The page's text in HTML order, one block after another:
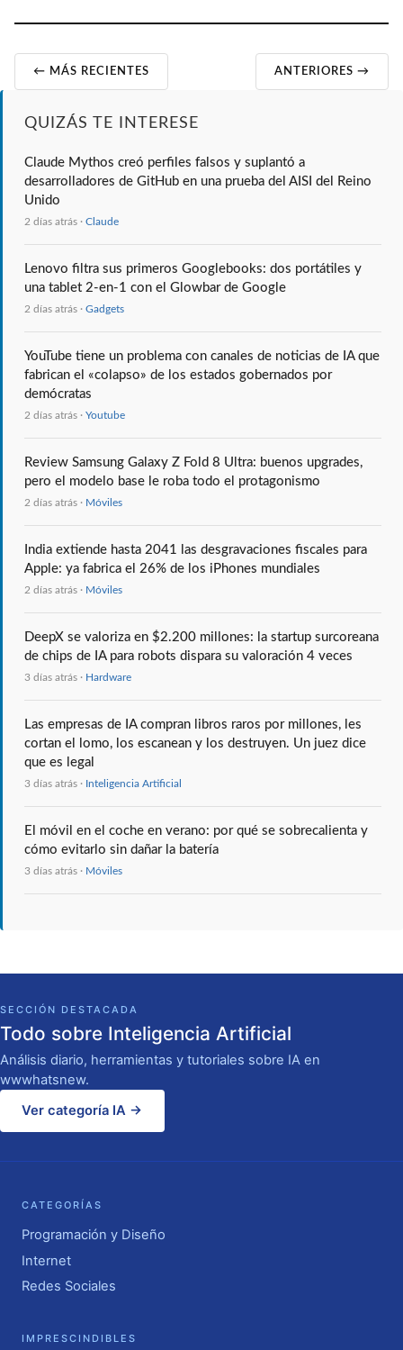
← MÁS RECIENTES ANTERIORES →
QUIZÁS TE INTERESE
Claude Mythos creó perfiles falsos y suplantó a
desarrolladores de GitHub en una prueba del AISI del Reino
Unido
2 días atrás · Claude
Lenovo filtra sus primeros Googlebooks: dos portátiles y
una tablet 2-en-1 con el Glowbar de Google
2 días atrás · Gadgets
YouTube tiene un problema con canales de noticias de IA que
fabrican el «colapso» de los estados gobernados por
demócratas
2 días atrás · Youtube
Review Samsung Galaxy Z Fold 8 Ultra: buenos upgrades,
pero el modelo base le roba todo el protagonismo
2 días atrás · Móviles
India extiende hasta 2041 las desgravaciones fiscales para
Apple: ya fabrica el 26% de los iPhones mundiales
2 días atrás · Móviles
DeepX se valoriza en $2.200 millones: la startup surcoreana
de chips de IA para robots dispara su valoración 4 veces
3 días atrás · Hardware
Las empresas de IA compran libros raros por millones, les
cortan el lomo, los escanean y los destruyen. Un juez dice
que es legal
3 días atrás · Inteligencia Artificial
El móvil en el coche en verano: por qué se sobrecalienta y
cómo evitarlo sin dañar la batería
3 días atrás · Móviles
SECCIÓN DESTACADA
Todo sobre Inteligencia Artificial
Análisis diario, herramientas y tutoriales sobre IA en
wwwhatsnew.
Ver categoría IA →
CATEGORÍAS
Programación y Diseño
Internet
Redes Sociales
IMPRESCINDIBLES